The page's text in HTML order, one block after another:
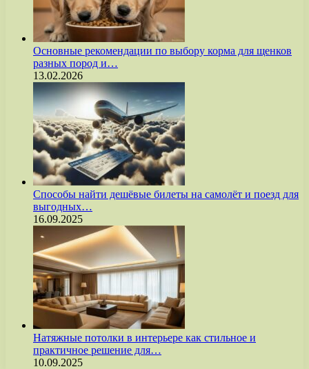
Основные рекомендации по выбору корма для щенков
разных пород и…
13.02.2026
Способы найти дешёвые билеты на самолёт и поезд для
выгодных…
16.09.2025
Натяжные потолки в интерьере как стильное и
практичное решение для…
10.09.2025